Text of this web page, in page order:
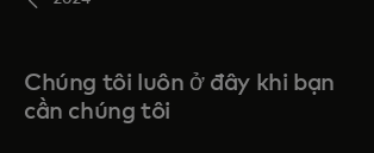
Chúng tôi luôn ở đây khi bạn
cần chúng tôi